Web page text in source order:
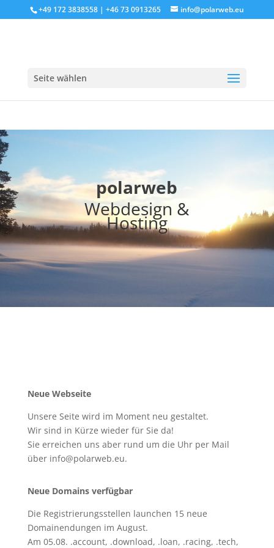
+49 172 3838558 | +46 73 0913265 info@polarweb.eu
Seite wählen
polarweb
Webdesign &
Hosting
Neue Webseite
Unsere Seite wird im Moment neu gestaltet.
Wir sind in Kürze wieder für Sie da!
Sie erreichen uns aber rund um die Uhr per Mail
über info@polarweb.eu.
Neue Domains verfügbar
Die Registrierungsstellen launchen 15 neue
Domainendungen im August.
Am 05.08. .account, .download, .loan, .racing, .tech,